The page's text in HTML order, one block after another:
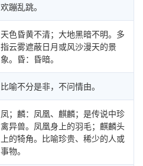
欢蹦乱跳。
天色昏黄不清；大地黑暗不明。多
指云雾遮蔽日月或风沙漫天的景
象。昏：昏暗。
比喻不分是非，不问情由。
凤；麟：凤凰、麒麟；是传说中珍
禽异兽。凤凰身上的羽毛；麒麟头
上的犄角。比喻珍贵、稀少的人或
事物。